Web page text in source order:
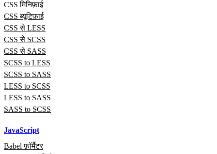
CSS मिनिफ़ाई
CSS ब्यूटिफ़ाई
CSS से LESS
CSS से SCSS
CSS से SASS
SCSS to LESS
SCSS to SASS
LESS to SCSS
LESS to SASS
SASS to SCSS
JavaScript
Babel फ़ॉर्मैटर